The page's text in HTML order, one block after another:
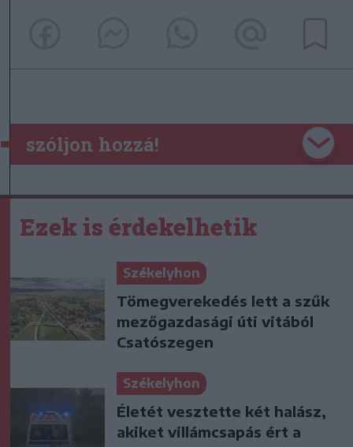
szóljon hozzá!
Ezek is érdekelhetik
Székelyhon
Tömegverekedés lett a szűk
mezőgazdasági úti vitából
Csatószegen
Székelyhon
Életét vesztette két halász,
akiket villámcsapás ért a